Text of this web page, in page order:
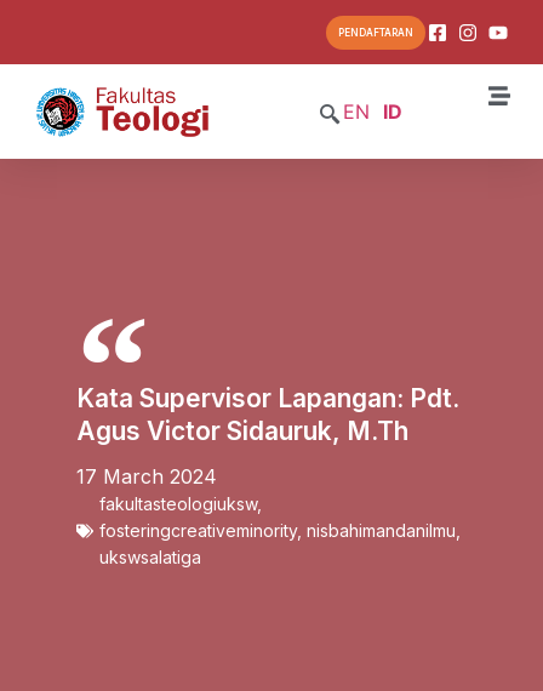
PENDAFTARAN
EN ID
Kata Supervisor Lapangan: Pdt.
Agus Victor Sidauruk, M.Th
17 March 2024
fakultasteologiuksw,
fosteringcreativeminority, nisbahimandanilmu
ukswsalatiga